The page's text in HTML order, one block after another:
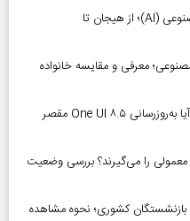
رشد خیره‌کننده بازار توکن‌های هوش مصنوعی (AI)؛ از هیجان تا
معرفی و مقایسه خانواده
بحران باتری در گوشی‌های سامسونگ؛ آیا به‌روزرسانی One UI ۸.۵ مقصر
را می‌گیرند؟ بررسی وضعیت
میلیون تومانی بازنشستگان کشوری؛ نحوه مشاهده